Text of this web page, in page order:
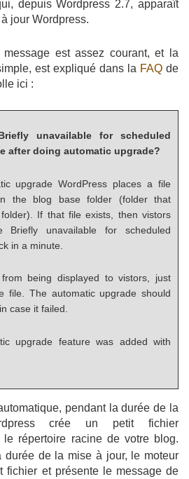
depuis Wordpress 2.7, apparaît
jour Wordpress.
est assez courant, et la
est expliqué dans la FAQ de
ici :
unavailable for scheduled
after doing automatic upgrade?
upgrade WordPress places a file
the blog base folder (folder that
If that file exists, then vistors
unavailable for scheduled
in a minute.
being displayed to vistors, just
file. The automatic upgrade should
case it failed.
upgrade feature was added with
pendant la durée de la
crée un petit fichier
le répertoire racine de votre blog.
durée de la mise à jour, le moteur
fichier et présente le message de